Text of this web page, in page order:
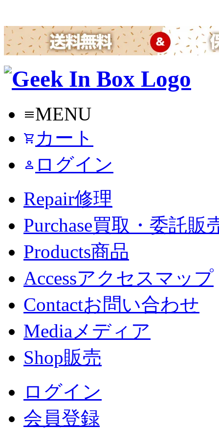
menuMENU
shopping_cart カート
person ログイン
Repair修理
Purchase買取・委託販
Products商品
Accessアクセスマップ
Contactお問い合わせ
Mediaメディア
Shop販売
ログイン
会員登録